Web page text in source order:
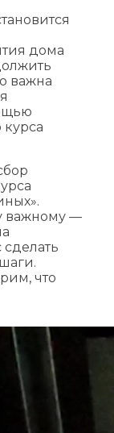
дома
важна
важному —
что